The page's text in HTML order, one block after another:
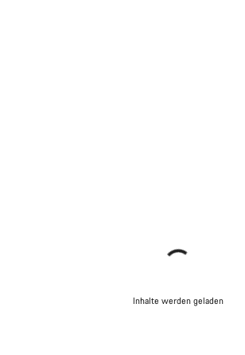
Inhalte werden geladen